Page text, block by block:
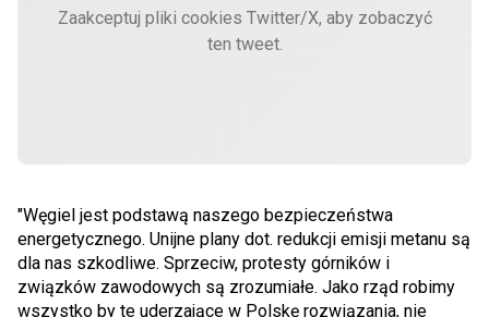
Zaakceptuj pliki cookies Twitter/X, aby zobaczyć
ten tweet.
"Węgiel jest podstawą naszego bezpieczeństwa
energetycznego. Unijne plany dot. redukcji emisji metanu są
dla nas szkodliwe. Sprzeciw, protesty górników i
związków zawodowych są zrozumiałe. Jako rząd robimy
wszystko by te uderzające w Polskę rozwiązania, nie